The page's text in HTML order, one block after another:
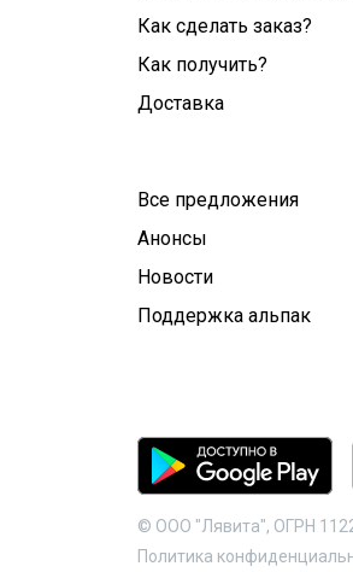
Как сделать заказ?
Как получить?
Доставка
Все предложения
Анонсы
Новости
Поддержка альпак
© ООО "Лявита", ОГРН
Политика